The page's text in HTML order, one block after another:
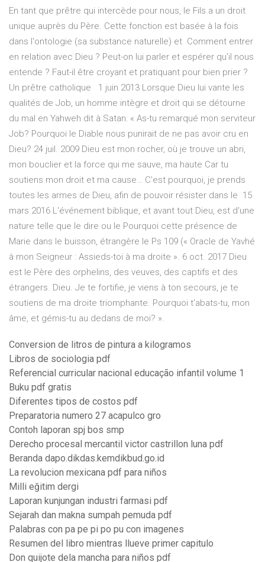
En tant que prêtre qui intercède pour nous, le Fils a un droit
unique auprès du Père. Cette fonction est basée à la fois
dans l'ontologie (sa substance naturelle) et Comment entrer
en relation avec Dieu ? Peut-on lui parler et espérer qu'il nous
entende ? Faut-il être croyant et pratiquant pour bien prier ?
Un prêtre catholique 1 juin 2013 Lorsque Dieu lui vante les
qualités de Job, un homme intègre et droit qui se détourne
du mal en Yahweh dit à Satan: « As-tu remarqué mon serviteur
Job? Pourquoi le Diable nous punirait de ne pas avoir cru en
Dieu? 24 juil. 2009 Dieu est mon rocher, où je trouve un abri,
mon bouclier et la force qui me sauve, ma haute Car tu
soutiens mon droit et ma cause… C'est pourquoi, je prends
toutes les armes de Dieu, afin de pouvoir résister dans le 15
mars 2016 L'événement biblique, et avant tout Dieu, est d'une
nature telle que le dire ou le Pourquoi cette présence de
Marie dans le buisson, étrangère le Ps 109 (« Oracle de Yavhé
à mon Seigneur : Assieds-toi à ma droite ». 6 oct. 2017 Dieu
est le Père des orphelins, des veuves, des captifs et des
étrangers. Dieu. Je te fortifie, je viens à ton secours, je te
soutiens de ma droite triomphante. Pourquoi t'abats-tu, mon
âme, et gémis-tu au dedans de moi? ».
Conversion de litros de pintura a kilogramos
Libros de sociologia pdf
Referencial curricular nacional educação infantil volume 1
Buku pdf gratis
Diferentes tipos de costos pdf
Preparatoria numero 27 acapulco gro
Contoh laporan spj bos smp
Derecho procesal mercantil victor castrillon luna pdf
Beranda dapo.dikdas.kemdikbud.go.id
La revolucion mexicana pdf para niños
Milli eğitim dergi
Laporan kunjungan industri farmasi pdf
Sejarah dan makna sumpah pemuda pdf
Palabras con pa pe pi po pu con imagenes
Resumen del libro mientras llueve primer capitulo
Don quijote dela mancha para niños pdf